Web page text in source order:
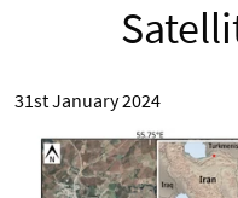
31st January 2024